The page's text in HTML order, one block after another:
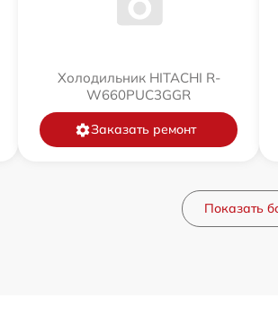
Холодильник HITACHI R-
W660PUC3GGR
Заказать ремонт
Показать